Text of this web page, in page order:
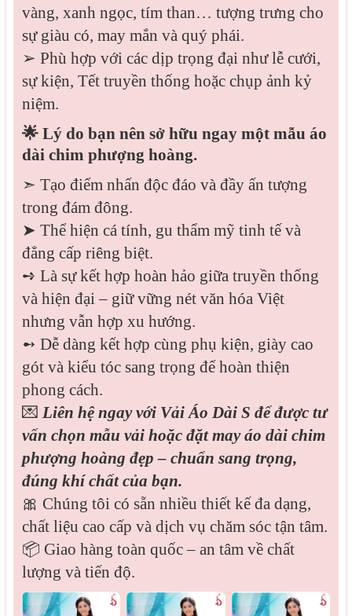
vàng, xanh ngọc, tím than… tượng trưng cho
sự giàu có, may mắn và quý phái.
➢ Phù hợp với các dịp trọng đại như lễ cưới,
sự kiện, Tết truyền thống hoặc chụp ảnh kỷ
niệm.
🌟 Lý do bạn nên sở hữu ngay một mẫu áo
dài chim phượng hoàng.
➣ Tạo điểm nhấn độc đáo và đầy ấn tượng
trong đám đông.
➤ Thể hiện cá tính, gu thẩm mỹ tinh tế và
đẳng cấp riêng biệt.
➺ Là sự kết hợp hoàn hảo giữa truyền thống
và hiện đại – giữ vững nét văn hóa Việt
nhưng vẫn hợp xu hướng.
➻ Dễ dàng kết hợp cùng phụ kiện, giày cao
gót và kiểu tóc sang trọng để hoàn thiện
phong cách.
💌 Liên hệ ngay với Vải Áo Dài S để được tư
vấn chọn mẫu vải hoặc đặt may áo dài chim
phượng hoàng đẹp – chuẩn sang trọng,
đúng khí chất của bạn.
🎀 Chúng tôi có sẵn nhiều thiết kế đa dạng,
chất liệu cao cấp và dịch vụ chăm sóc tận tâm.
📦 Giao hàng toàn quốc – an tâm về chất
lượng và tiến độ.